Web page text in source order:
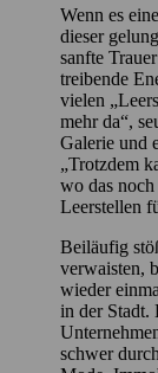
Wenn es
dieser
sanfte
treibende
vielen
mehr da“,
Galerie und
„Trotzdem
wo das
Leerstellen
Beiläufig
verwaisten,
wieder
in der Stadt.
schwer